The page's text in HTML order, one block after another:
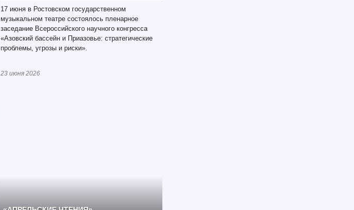
17 июня в Ростовском государственном
музыкальном театре состоялось пленарное
заседание Всероссийского научного конгресса
«Азовский бассейн и Приазовье: стратегические
проблемы, угрозы и риски».
23 июня 2026